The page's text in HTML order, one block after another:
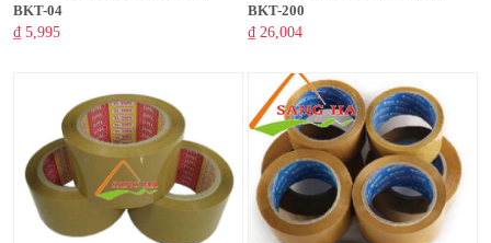
BKT-04
₫ 5,995
BKT-200
₫ 26,004